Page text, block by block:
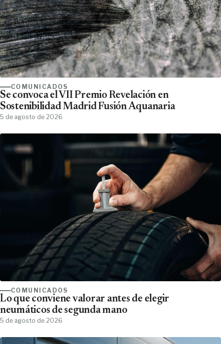
COMUNICADOS
Se convoca el VII Premio Revelación en
Sostenibilidad Madrid Fusión Aquanaria
5 de agosto de 2026
COMUNICADOS
Lo que conviene valorar antes de elegir
neumáticos de segunda mano
5 de agosto de 2026